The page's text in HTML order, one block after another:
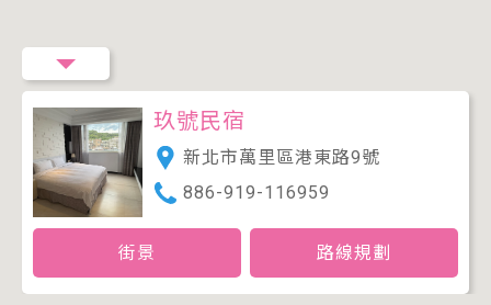
玖號民宿
新北市萬里區港東路9號
886-919-116959
街景 路線規劃